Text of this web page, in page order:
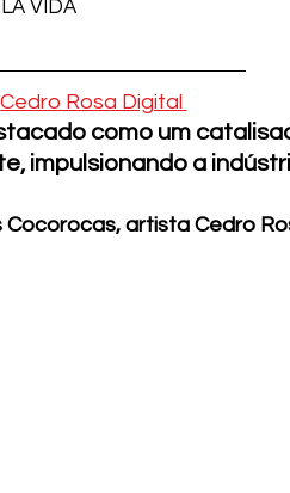
VIDA
Cedro Rosa Digital
como um
impulsionando a
Cocorocas, artista Cedro